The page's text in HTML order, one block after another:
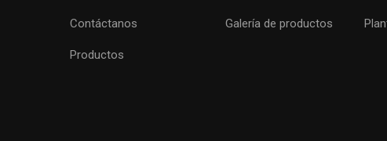
Contáctanos
Productos
Galería de productos